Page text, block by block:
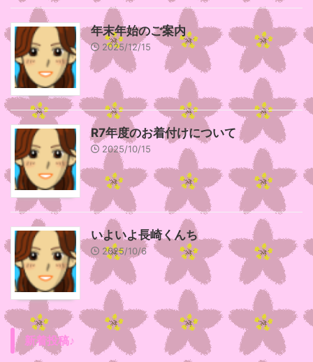
年末年始のご案内
2025/12/15
R7年度のお着付けについて
2025/10/15
いよいよ長崎くんち
2025/10/6
新着投稿♪